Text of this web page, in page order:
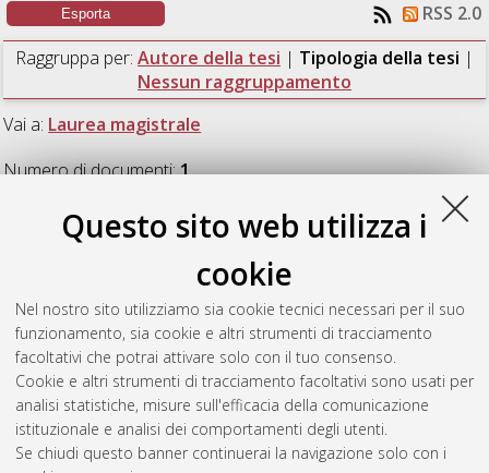
Questo sito web utilizza i
cookie
Nel nostro sito utilizziamo sia cookie tecnici necessari per il suo
funzionamento, sia cookie e altri strumenti di tracciamento
facoltativi che potrai attivare solo con il tuo consenso.
Cookie e altri strumenti di tracciamento facoltativi sono usati per
analisi statistiche, misure sull'efficacia della comunicazione
istituzionale e analisi dei comportamenti degli utenti.
Se chiudi questo banner continuerai la navigazione solo con i
RSS 2.0
Raggruppa per: Autore della tesi | Tipologia della tesi |
Nessun raggruppamento
Vai a: Laurea magistrale
Numero di documenti:1.
Laurea magistrale
simulazione per la prototipazione rapida di architetture
HMI/SCADA in macchine automatiche.[Laurea magistrale],
Università di Bologna, Corso di Studio inIngegneria
informatica [LM-DM270] , Documento full-text non disponibile
Questa lista e' stata generata ilFri Aug 7 07:06:37 2026 CEST